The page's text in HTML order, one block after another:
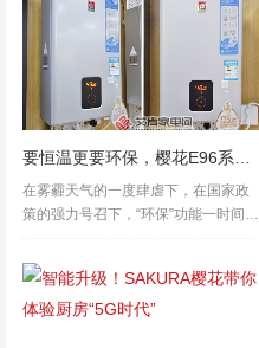
在雾霾天气的一度肆虐下，在国家政
策的强力号召下，“环保”功能一时间成
中，在使用中不可避免地会排放出NO
x(氮氧化物)和CO(一氧化碳)等有害气
体...